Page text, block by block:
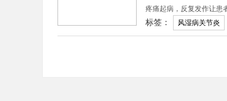
疼痛起病，反复发作让患
标签： 风湿病关节炎